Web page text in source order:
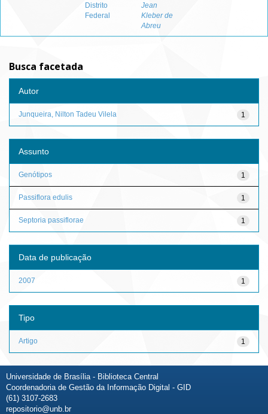
Distrito
Federal
Jean
Kleber de
Abreu
Busca facetada
Autor
1
Junqueira, Nilton Tadeu Vilela
Assunto
1
Genótipos
1
Passiflora edulis
1
Septoria passiflorae
Data de publicação
1
2007
Tipo
1
Artigo
Universidade de Brasília - Biblioteca Central
Coordenadoria de Gestão da Informação Digital - GID
(61) 3107-2683
repositorio@unb.br